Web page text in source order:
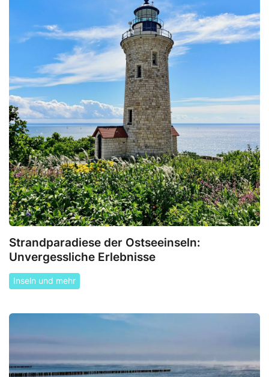
Strandparadiese der Ostseeinseln:
Unvergessliche Erlebnisse
Inseln und mehr